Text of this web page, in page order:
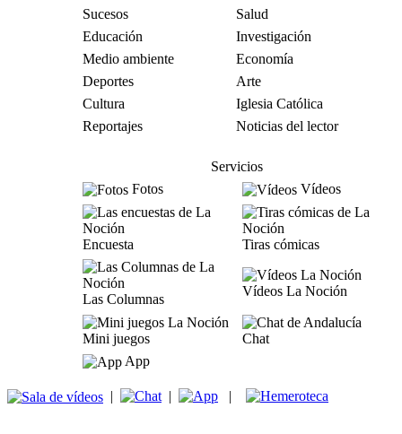
Sucesos
Salud
Educación
Investigación
Medio ambiente
Economía
Deportes
Arte
Cultura
Iglesia Católica
Reportajes
Noticias del lector
Servicios
Fotos
Vídeos
Encuesta Tiras cómicas
Las Columnas
Vídeos La Noción
Mini juegos
Chat
App
| | |